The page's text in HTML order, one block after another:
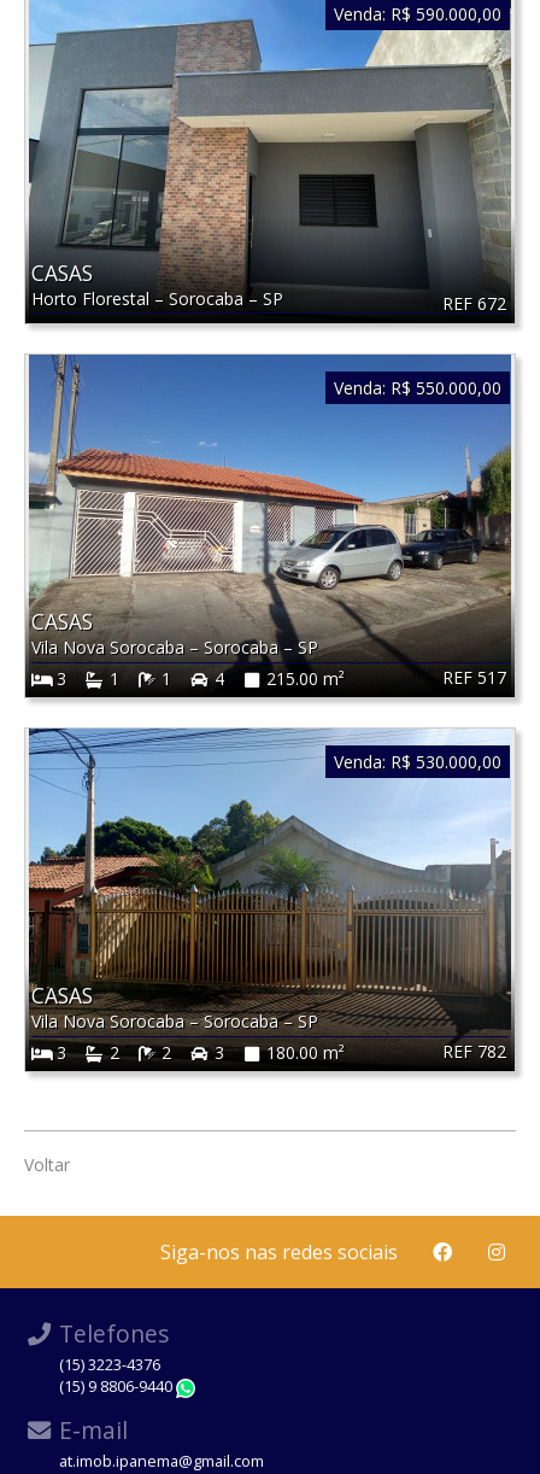
REF 672
CASAS
Horto Florestal –Sorocaba – SP
Venda: R$ 590.000,00
REF 517
CASAS
Vila Nova Sorocaba– Sorocaba– SP
3
1 1 4 215.00 m²
Venda: R$ 550.000,00
REF 782
CASAS
Vila Nova Sorocaba–Sorocaba–SP
3
2 2 3 180.00 m²
Venda: R$ 530.000,00
Voltar
Siga-nos nas redes sociais
Telefones
(15) 3223-4376
(15) 9 8806-9440
E-mail
at.imob.ipanema@gmail.com